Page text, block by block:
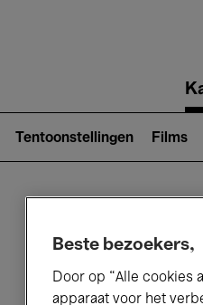
navigation
Tentoonstellingen Films
Beste bezoekers,
Door op “Alle cookies
apparaat voor het